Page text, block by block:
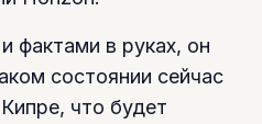
фактами в руках, он
состоянии сейчас
что будет